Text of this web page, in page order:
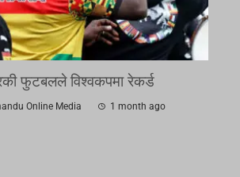
फुटबलले विश्वकपमा रेकर्ड
Online Media 1 month ago